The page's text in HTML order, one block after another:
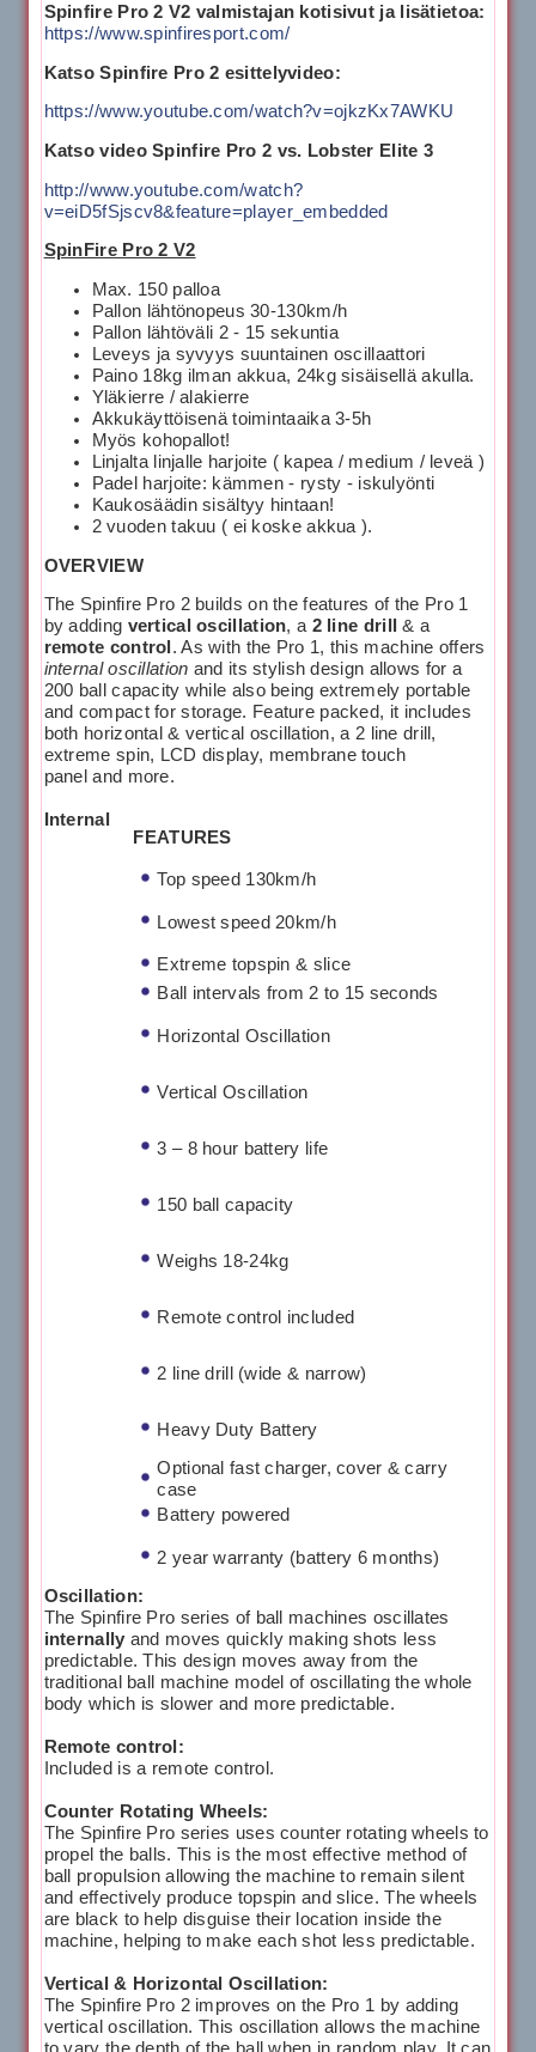
Spinfire Pro 2 V2 valmistajan kotisivut ja lisätietoa:
https://www.spinfiresport.com/
Katso Spinfire Pro 2 esittelyvideo:
https://www.youtube.com/watch?v=ojkzKx7AWKU
Katso video Spinfire Pro 2 vs. Lobster Elite 3
http://www.youtube.com/watch?
v=eiD5fSjscv8&feature=player_embedded
SpinFire Pro 2 V2
Max. 150 palloa
Pallon lähtönopeus 30-130km/h
Pallon lähtöväli 2 - 15 sekuntia
Leveys ja syvyys suuntainen oscillaattori
Paino 18kg ilman akkua, 24kg sisäisellä akulla.
Yläkierre / alakierre
Akkukäyttöisenä toimintaaika 3-5h
Myös kohopallot!
Linjalta linjalle harjoite ( kapea / medium / leveä )
Padel harjoite: kämmen - rysty - iskulyönti
Kaukosäädin sisältyy hintaan!
2 vuoden takuu ( ei koske akkua ).
OVERVIEW
The Spinfire Pro 2 builds on the features of the Pro 1
by adding vertical oscillation, a 2 line drill
& a
remote control . As with the Pro 1, this machine offers
internal oscillation and its stylish design allows for a
200 ball capacity while also being extremely portable
and compact for storage. Feature packed, it includes
both horizontal & vertical oscillation, a 2 line drill,
extreme spin, LCD display, membrane touch
panel and more.
FEATURES
Top speed 130km/h
Lowest speed 20km/h
Extreme topspin & slice
Ball intervals from 2 to 15 seconds
Horizontal Oscillation
Vertical Oscillation
3 – 8 hour battery life
150 ball capacity
Weighs 18-24kg
Remote control included
2 line drill (wide & narrow)
Heavy Duty Battery
Optional fast charger, cover & carry
case
Battery powered
2 year warranty (battery 6 months)
Internal
Oscillation:
The Spinfire Pro series of ball machines oscillates
internally and moves quickly making shots less
predictable. This design moves away from the
traditional ball machine model of oscillating the whole
body which is slower and more predictable.
Remote control:
Included is a remote control.
Counter Rotating Wheels:
The Spinfire Pro series uses counter rotating wheels to
propel the balls. This is the most effective method of
ball propulsion allowing the machine to remain silent
and effectively produce topspin and slice. The wheels
are black to help disguise their location inside the
machine, helping to make each shot less predictable.
Vertical & Horizontal Oscillation:
The Spinfire Pro 2 improves on the Pro 1 by adding
vertical oscillation. This oscillation allows the machine